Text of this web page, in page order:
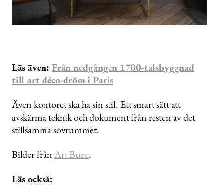
Läs även: Från nedgången 1700-talsbyggnad
till art déco-dröm i Paris
Även kontoret ska ha sin stil. Ett smart sätt att
avskärma teknik och dokument från resten av det
stillsamma sovrummet.
Bilder frånArt Buro.
Läs också: